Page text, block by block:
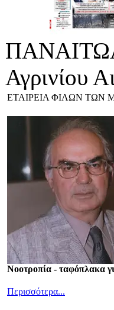
Αγρινίου
ΕΤΑΙΡΕΙΑ ΦΙΛΩΝ
Νοοτροπία - ταφόπλακα
Περισσότερα...